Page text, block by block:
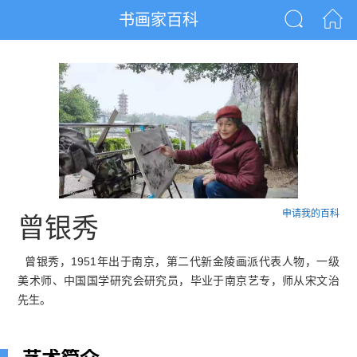
书画家百科
申请我的百科
曾银秀
曾银秀，1951年出于南京，第二代新金陵画派代表人物，一级
美术师、中国国学研究会研究员，毕业于南京艺专，师从宋文治
先生。